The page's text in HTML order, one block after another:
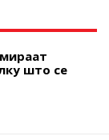
што се